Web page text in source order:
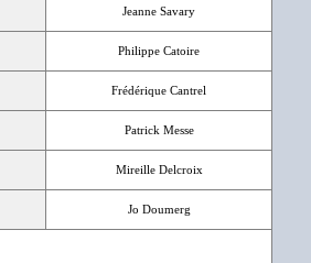
Jeanne Savary
Philippe Catoire
Frédérique Cantrel
Patrick Messe
Mireille Delcroix
Jo Doumerg